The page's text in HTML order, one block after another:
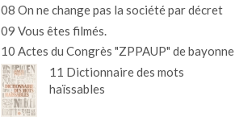
08 On ne change pas la société par décret
09 Vous êtes filmés.
10 Actes du Congrès "ZPPAUP" de bayonne
11 Dictionnaire des mots
haïssables